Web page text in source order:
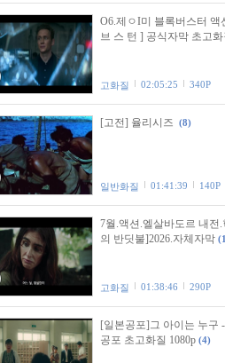
O6.제ㅇI미 블록버스터 액
브 스 턴 ] 공식자막 초고화
고화질 02:05:25 340P
[고전] 율리시즈 (8)
일반화질 01:41:39 140P
7월.액션.엘살바도르 내전.
의 반딧불]2026.자체자막
고화질 01:38:46 290P
[일본공포]그 아이는 누구
공포 초고화질 1080p (4)